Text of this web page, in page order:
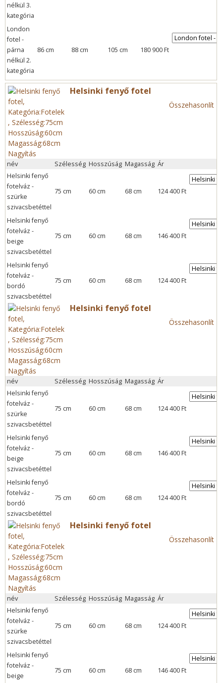
nélkül 3.
kategória
London
fotel -
párna
nélkül 2.
kategória
86 cm 88 cm 105 cm 180 900 Ft
Nagyítás
Helsinki fenyő fotel
Összehasonlít
név Szélesség Hosszúság Magasság Ár
Helsinki fenyő
fotelváz -
szürke
szivacsbetéttel
75 cm 60 cm 68 cm 124 400 Ft
Helsinki fenyő
fotelváz -
beige
szivacsbetéttel
75 cm 60 cm 68 cm 146 400 Ft
Helsinki fenyő
fotelváz -
bordó
szivacsbetéttel
75 cm 60 cm 68 cm 124 400 Ft
Nagyítás
Helsinki fenyő fotel
Összehasonlít
név Szélesség Hosszúság Magasság Ár
Helsinki fenyő
fotelváz -
szürke
szivacsbetéttel
75 cm 60 cm 68 cm 124 400 Ft
Helsinki fenyő
fotelváz -
beige
szivacsbetéttel
75 cm 60 cm 68 cm 146 400 Ft
Helsinki fenyő
fotelváz -
bordó
szivacsbetéttel
75 cm 60 cm 68 cm 124 400 Ft
Nagyítás
Helsinki fenyő fotel
Összehasonlít
név Szélesség Hosszúság Magasság Ár
Helsinki fenyő
fotelváz -
szürke
szivacsbetéttel
75 cm 60 cm 68 cm 124 400 Ft
Helsinki fenyő
fotelváz -
beige
75 cm 60 cm 68 cm 146 400 Ft